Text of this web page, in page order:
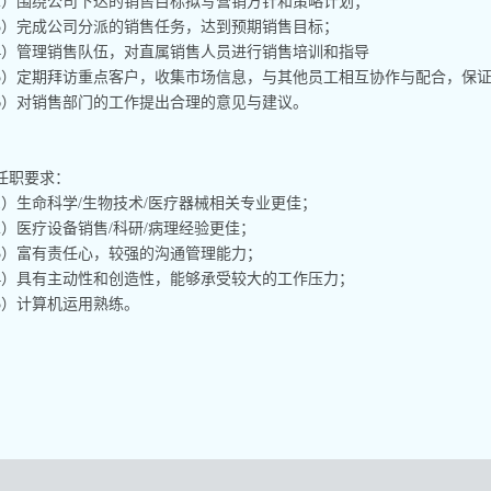
完成公司分派的销售任务，达到预期销售目标；
管理销售队伍，对直属销售人员进行销售培训和指导
定期拜访重点客户，收集市场信息，与其他员工相互协作与配合，保
对销售部门的工作提出合理的意见与建议。
职要求：
生命科学/生物技术/医疗器械相关专业更佳；
医疗设备销售/科研/病理经验更佳；
富有责任心，较强的沟通管理能力；
具有主动性和创造性，能够承受较大的工作压力；
计算机运用熟练。